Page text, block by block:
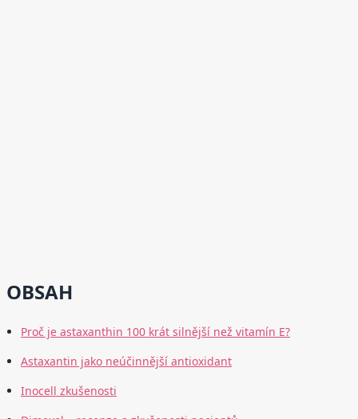
OBSAH
Proč je astaxanthin 100 krát silnější než vitamín E?
Astaxantin jako neúčinnější antioxidant
Inocell zkušenosti